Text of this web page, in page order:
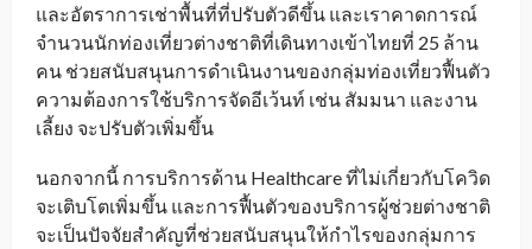
และอัตราการเช่าพื้นที่ที่ปรับตัวดีขึ้น และเราคาดการณ์
จำนวนนักท่องเที่ยวต่างชาติที่เดินทางเข้าไทยที่ 25 ล้าน
คน ช่วยสนับสนุนการดำเนินงานของกลุ่มท่องเที่ยวฟื้นตัว
ความต้องการใช้บริการจัดอีเว้นท์ เช่น สัมมนา และงาน
เลี้ยง จะปรับตัวเพิ่มขึ้น
นอกจากนี้ การบริการด้าน Healthcare ที่ไม่เกี่ยวกับโควิด
จะเติบโตเพิ่มขึ้น และการฟื้นตัวของบริการผู้ช่วยต่างชาติ
จะเป็นปัจจัยสำคัญที่ช่วยสนับสนุนให้กำไรของกลุ่มการ